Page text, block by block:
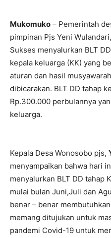
Mukomuko – Pemerintah
pimpinan Pjs Yeni
Sukses menyalurkan BLT
kepala keluarga (KK) yang
aturan dan hasil
dibicarakan. BLT DD tahap
Rp.300.000 perbulannya
keluarga.
Kepala Desa Wonosobo pjs,
menyampaikan bahwa hari
menyalurkan BLT DD tahap
mulai bulan Juni,Juli dan
benar – benar
memang ditujukan untuk
pandemi Covid-19 untuk